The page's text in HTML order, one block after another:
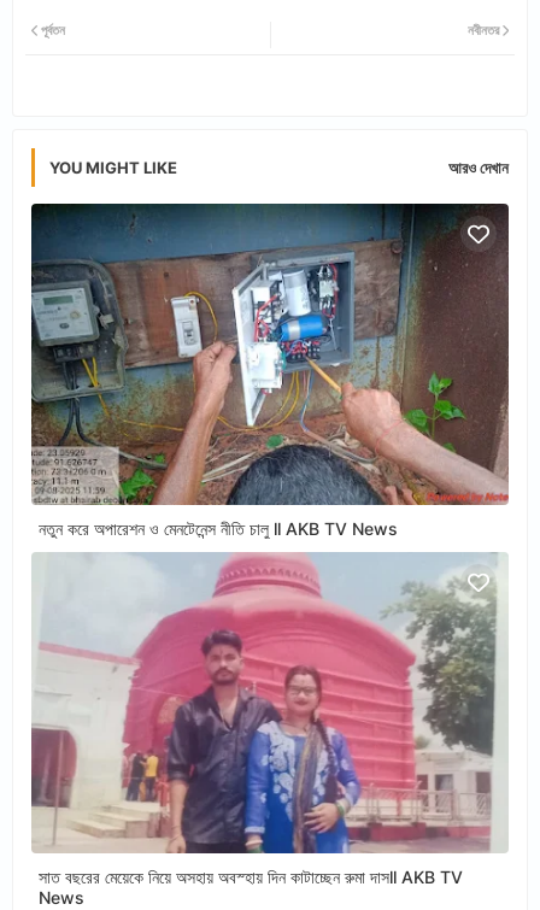
নবীনতর
পূর্বতন
YOU MIGHT LIKE আরও দেখান
নতুন করে অপারেশন ও মেনটেনেন্স নীতি চালু ll AKB TV News
সাত বছরের মেয়েকে নিয়ে অসহায় অবস্হায় দিন কাটাচ্ছেন রুমা দাসll AKB TV
News